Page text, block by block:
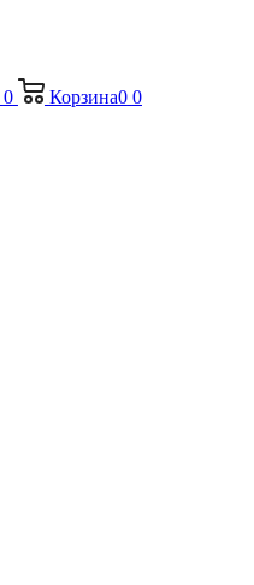
0 Корзина0 0